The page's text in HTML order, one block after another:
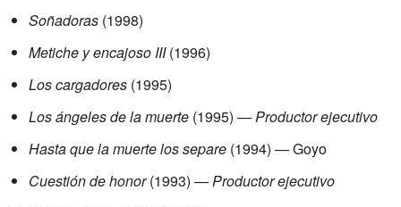
Soñadoras (1998)
Metiche y encajoso III(1996)
Los cargadores (1995)
Los ángeles de la muerte (1995) —Productor ejecutivo
Hasta que la muerte los separe (1994) — Goyo
Cuestión de honor(1993) —Productor ejecutivo